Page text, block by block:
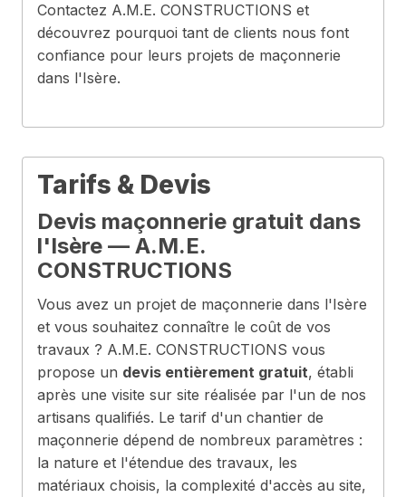
Contactez A.M.E. CONSTRUCTIONS et
découvrez pourquoi tant de clients nous font
confiance pour leurs projets de maçonnerie
dans l'Isère.
Tarifs & Devis
Devis maçonnerie gratuit dans
l'Isère — A.M.E.
CONSTRUCTIONS
Vous avez un projet de maçonnerie dans l'Isère
et vous souhaitez connaître le coût de vos
travaux ? A.M.E. CONSTRUCTIONS vous
propose un devis entièrement gratuit, établi
après une visite sur site réalisée par l'un de nos
artisans qualifiés. Le tarif d'un chantier de
maçonnerie dépend de nombreux paramètres :
la nature et l'étendue des travaux, les
matériaux choisis, la complexité d'accès au site,